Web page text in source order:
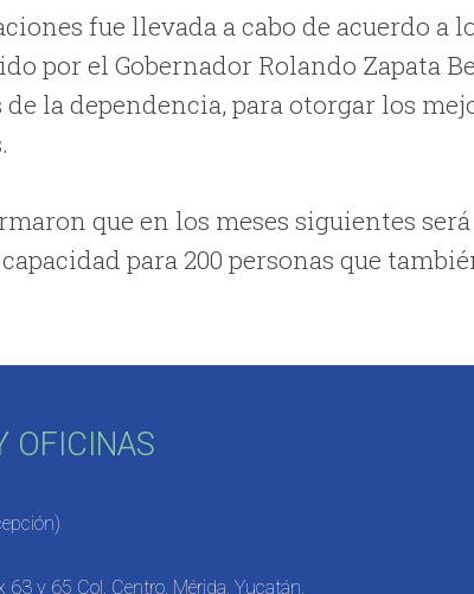
fue llevada a cabo de acuerdo a
por el Gobernador Rolando Zapata
la dependencia, para otorgar los
que en los meses siguientes
para 200 personas que
OFICINAS
63 y 65 Col. Centro, Mérida, Yucatán,